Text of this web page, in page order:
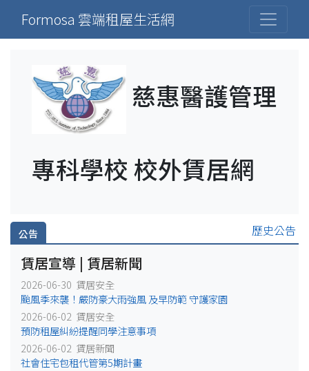
Formosa 雲端租屋生活網
慈惠醫護管理
專科學校 校外賃居網
公告 歷史公告
賃居宣導 | 賃居新聞
2026-06-30 賃居安全
颱風季來襲！嚴防豪大雨強風 及早防範 守護家園
2026-06-02 賃居安全
預防租屋糾紛提醒同學注意事項
2026-06-02 賃居新聞
社會住宅包租代管第5期計畫